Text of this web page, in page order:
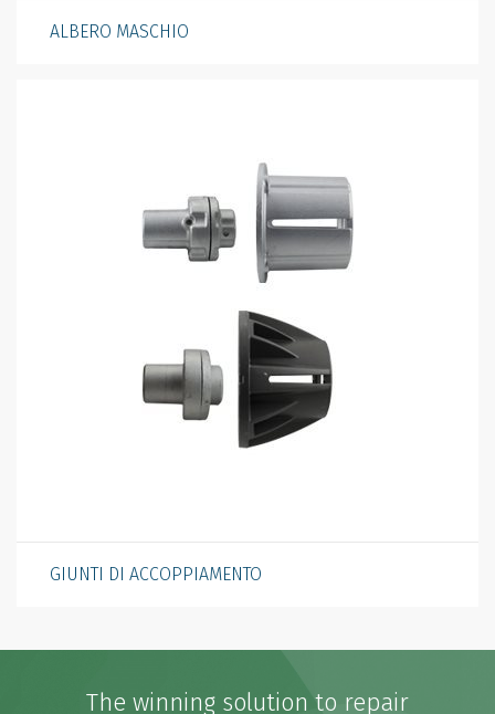
ALBERO MASCHIO
GIUNTI DI ACCOPPIAMENTO
The winning solution to repair